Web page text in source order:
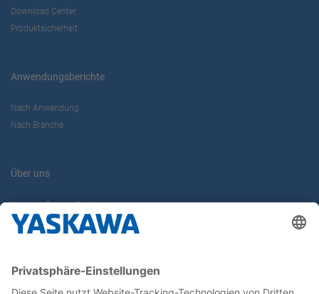
Download Center
Produktsicherheit
Anwendungsberichte
Nach Anwendung
Nach Branche
Über uns
Yaskawa Europe GmbH
Karriere
Newsletter